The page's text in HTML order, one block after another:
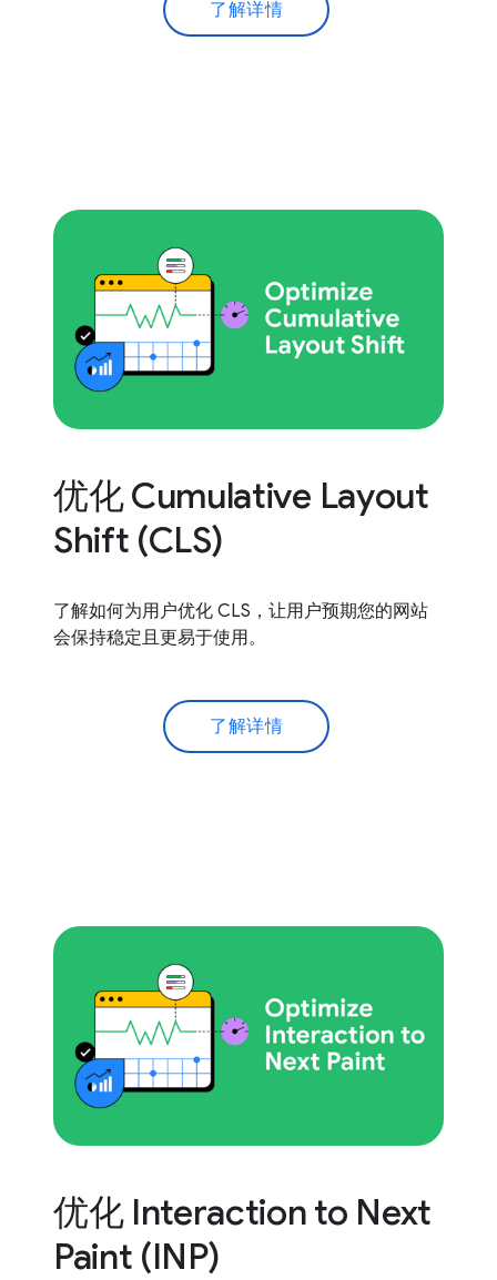
了解详情
优化 Cumulative Layout
Shift (CLS)
了解如何为用户优化 CLS，让用户预期您的网站
会保持稳定且更易于使用。
了解详情
优化 Interaction to Next
Paint (INP)